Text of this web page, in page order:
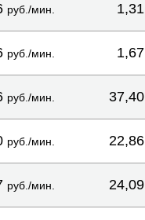
руб./мин. 1,31
руб./мин. 1,67
руб./мин. 37,40
руб./мин. 22,86
руб./мин. 24,09